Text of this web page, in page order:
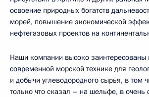
освоение природных богатств
морей, повышение экономической
нефтегазовых проектов на
Наши компании высоко заинтересованы
современной морской технике для
и добычи углеводородного сырья, в том
только что сказал – на шельфе, в очень